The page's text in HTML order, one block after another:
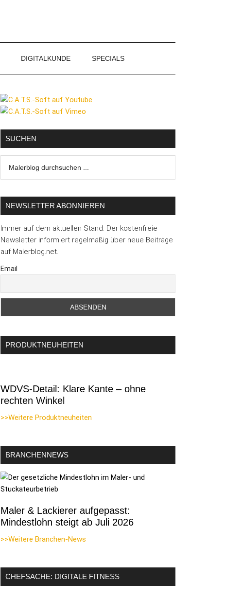
DIGITALKUNDE SPECIALS
Seitenspalte
SUCHEN
durchsuchen
NEWSLETTER ABONNIEREN
Immer auf dem aktuellen Stand. Der kostenfreie
Newsletter informiert regelmäßig über neue Beiträge
auf Malerblog.net.
Email
PRODUKTNEUHEITEN
WDVS-Detail: Klare Kante – ohne
rechten Winkel
>>Weitere Produktneuheiten
BRANCHENNEWS
Maler & Lackierer aufgepasst:
Mindestlohn steigt ab Juli 2026
>>Weitere Branchen-News
CHEFSACHE: DIGITALE FITNESS